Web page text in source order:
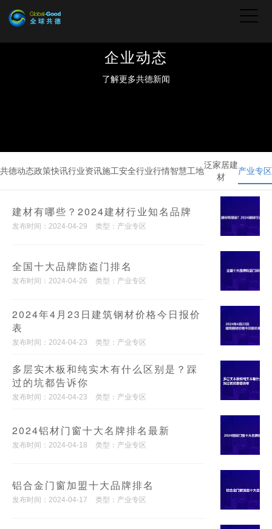
企业动态
了解更多共德新闻
共德动态政策快讯行业资讯施工安全行业行情智慧工地
泛家居建
材
产业专区
建材有哪些？2024建材行业知名品牌
发布时间：2024-04-29 类型：产业专区
全国十大品牌防盗门排名
发布时间：2024-04-26 类型：产业专区
2024年4月23日建筑钢材价格今日报价
表
发布时间：2024-04-23 类型：产业专区
多层实木板和纯实木有什么区别是？踩
过的坑都告诉你
发布时间：2024-04-23 类型：产业专区
2024铝材门窗十大名牌排名最新
发布时间：2024-04-18 类型：产业专区
铝合金门窗加盟十大品牌排名
发布时间：2024-04-17 类型：产业专区